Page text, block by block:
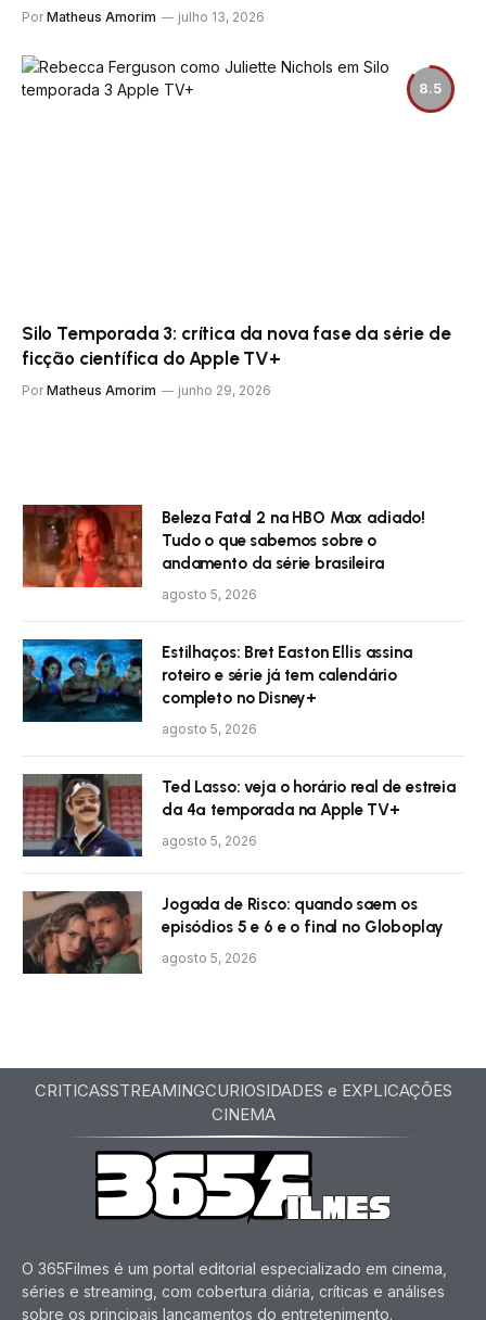
Por Matheus Amorim julho 13, 2026
8.5
Silo Temporada 3: crítica da nova fase da série de
ficção científica do Apple TV+
Por Matheus Amorim junho 29, 2026
Beleza Fatal 2 na HBO Max adiado!
Tudo o que sabemos sobre o
andamento da série brasileira
agosto 5, 2026
Estilhaços: Bret Easton Ellis assina
roteiro e série já tem calendário
completo no Disney+
agosto 5, 2026
Ted Lasso: veja o horário real de estreia
da 4ª temporada na Apple TV+
agosto 5, 2026
Jogada de Risco: quando saem os
episódios 5 e 6 e o final no Globoplay
agosto 5, 2026
CRITICASSTREAMINGCURIOSIDADES e EXPLICAÇÕES
CINEMA
O 365Filmes é um portal editorial especializado em cinema,
séries e streaming, com cobertura diária, críticas e análises
sobre os principais lançamentos do entretenimento.